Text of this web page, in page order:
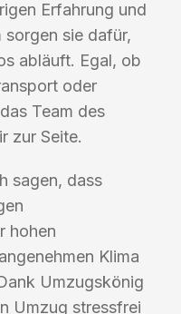
Erfahrung und
sorgen sie dafür,
abläuft. Egal, ob
oder
Team des
zur Seite.
sagen, dass
hohen
Klima
Umzugskönig
Umzug stressfrei